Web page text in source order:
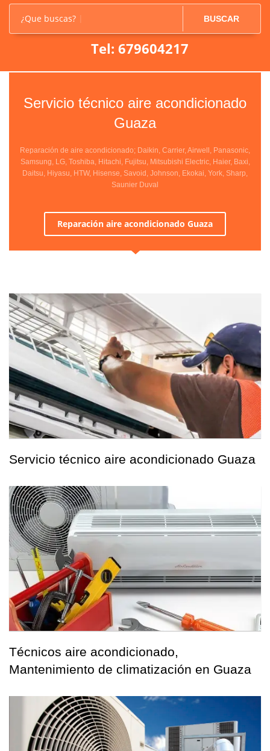
¿Que buscas? BUSCAR
Tel: 679604217
Servicio técnico aire acondicionado
Guaza
Reparación de aire acondicionado; Daikin, Carrier, Airwell, Panasonic,
Samsung, LG, Toshiba, Hitachi, Fujitsu, Mitsubishi Electric, Haier, Baxi,
Daitsu, Hiyasu, HTW, Hisense, Savoid, Johnson, Ekokai, York, Sharp,
Saunier Duval
Reparación aire acondicionado Guaza
Servicio técnico aire acondicionado Guaza
Técnicos aire acondicionado,
Mantenimiento de climatización en Guaza